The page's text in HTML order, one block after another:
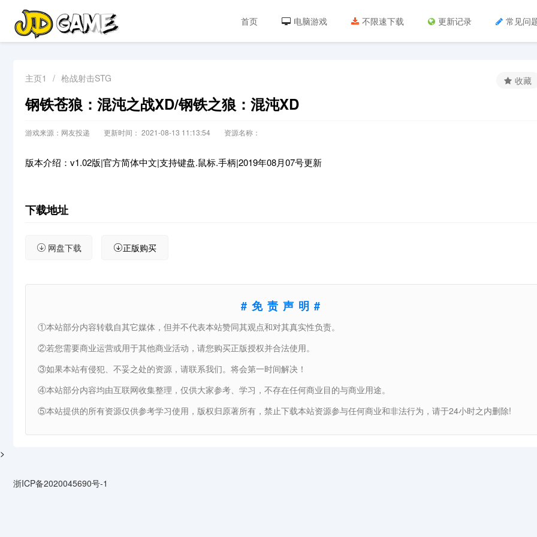
首页 电脑游戏 不限速下载 更新记录 常见问
主页1 / 枪战射击STG
钢铁苍狼：混沌之战XD/钢铁之狼：混沌XD
游戏来源：网友投递 更新时间： 2021-08-13 11:13:54 资源名称：
收藏
版本介绍：v1.02版|官方简体中文|支持键盘.鼠标.手柄|2019年08月07号更新
下载地址
网盘下载 正版购买
#免责声明#
①本站部分内容转载自其它媒体，但并不代表本站赞同其观点和对其真实性负责。
②若您需要商业运营或用于其他商业活动，请您购买正版授权并合法使用。
③如果本站有侵犯、不妥之处的资源，请联系我们。将会第一时间解决！
④本站部分内容均由互联网收集整理，仅供大家参考、学习，不存在任何商业目的与商业用途。
⑤本站提供的所有资源仅供参考学习使用，版权归原著所有，禁止下载本站资源参与任何商业和非法行为，请于24小时之内删除!
>
浙ICP备2020045690号-1